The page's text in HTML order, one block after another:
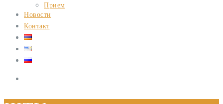
Прием
Новости
Контакт